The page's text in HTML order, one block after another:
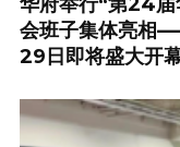
会班子集体亮相
29日即将盛大开